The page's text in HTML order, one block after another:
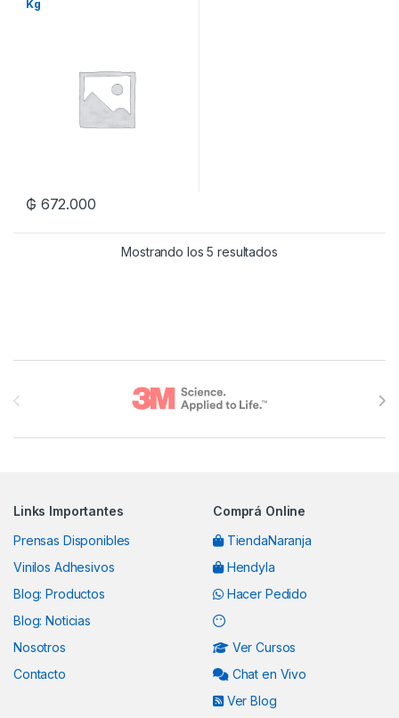
Kg
₲ 672.000
Mostrando los 5 resultados
Links Importantes
Prensas Disponibles
Vinilos Adhesivos
Blog: Productos
Blog: Noticias
Nosotros
Contacto
Comprá Online
TiendaNaranja
Hendyla
Hacer Pedido
Ver Cursos
Chat en Vivo
Ver Blog